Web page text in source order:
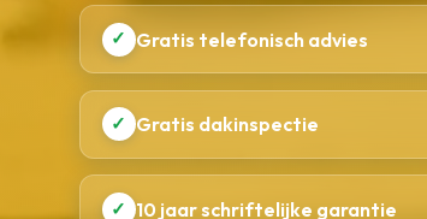
✓ Gratis telefonisch advies
✓ Gratis dakinspectie
✓ 10 jaar schriftelijke garantie